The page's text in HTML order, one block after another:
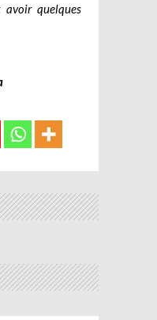
avoir quelques